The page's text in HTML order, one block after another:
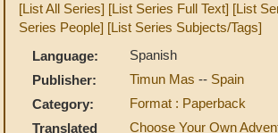
[List All Series] [List Series Full Text] [List
Series People] [List Series Subjects/Tags]
Language:
Spanish
Publisher:
Timun Mas -- Spain
Category:
Format : Paperback
Translated
Choose Your Own